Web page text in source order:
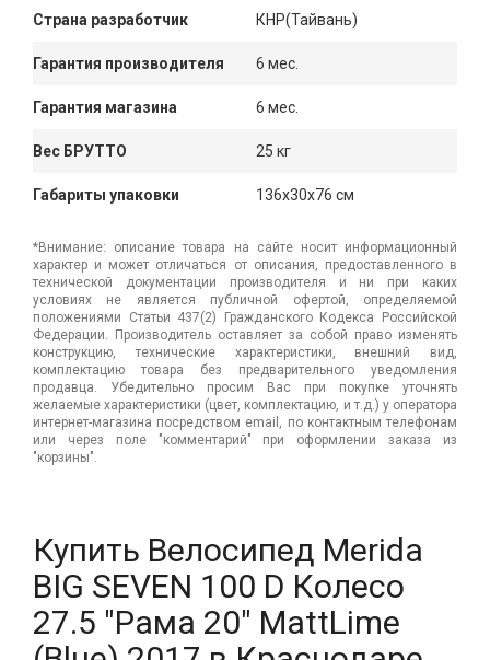
Страна разработчик КНР(Тайвань)
Гарантия производителя 6 мес.
Гарантия магазина 6 мес.
Вес БРУТТО 25 кг
Габариты упаковки 136x30x76 см
*Внимание: описание товара на сайте носит информационный
характер и может отличаться от описания, предоставленного в
технической документации производителя и ни при каких
условиях не является публичной офертой, определяемой
положениями Статьи 437(2) Гражданского Кодекса Российской
Федерации. Производитель оставляет за собой право изменять
конструкцию, технические характеристики, внешний вид,
комплектацию товара без предварительного уведомления
продавца. Убедительно просим Вас при покупке уточнять
желаемые характеристики (цвет, комплектацию, и т.д.) у оператора
интернет-магазина посредством email, по контактным телефонам
или через поле "комментарий" при оформлении заказа из
"корзины".
Купить Велосипед Merida
BIG SEVEN 100 D Колесо
27.5 "Рама 20" MattLime